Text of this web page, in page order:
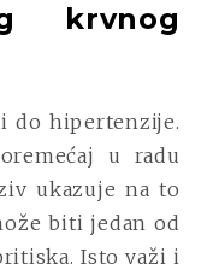
krvnog
do hipertenzije.
u radu
ukazuje na to
biti jedan od
Isto važi i